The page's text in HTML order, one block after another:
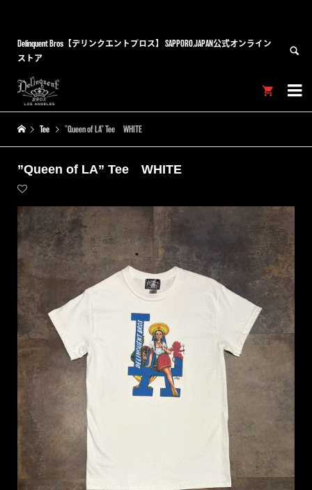
Delinquent Bros【デリンクエントブロス】 SAPPORO,JAPAN公式オンライン
ストア


Tee ”Queen of LA” Tee WHITE
”Queen of LA” Tee WHITE